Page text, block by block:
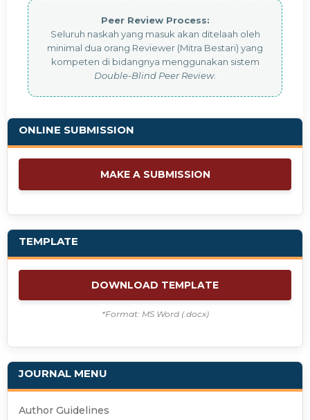
Peer Review Process:
Seluruh naskah yang masuk akan ditelaah oleh
minimal dua orang Reviewer (Mitra Bestari) yang
kompeten di bidangnya menggunakan sistem
Double-Blind Peer Review.
ONLINE SUBMISSION
MAKE A SUBMISSION
TEMPLATE
DOWNLOAD TEMPLATE
*Format: MS Word (.docx)
JOURNAL MENU
Author Guidelines